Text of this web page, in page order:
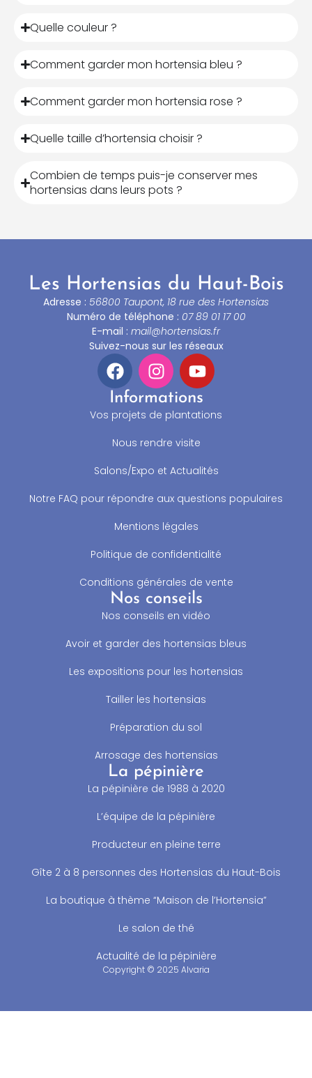
Quelle couleur ?
Comment garder mon hortensia bleu ?
Comment garder mon hortensia rose ?
Quelle taille d’hortensia choisir ?
Combien de temps puis-je conserver mes
hortensias dans leurs pots ?
Les Hortensias du Haut-Bois
Adresse : 56800 Taupont, 18 rue des Hortensias
Numéro de téléphone : 07 89 01 17 00
E-mail : mail@hortensias.fr
Suivez-nous sur les réseaux
Informations
Vos projets de plantations
Nous rendre visite
Salons/Expo et Actualités
Notre FAQ pour répondre aux questions populaires
Mentions légales
Politique de confidentialité
Conditions générales de vente
Nos conseils
Nos conseils en vidéo
Avoir et garder des hortensias bleus
Les expositions pour les hortensias
Tailler les hortensias
Préparation du sol
Arrosage des hortensias
La pépinière
La pépinière de 1988 à 2020
L’équipe de la pépinière
Producteur en pleine terre
Gîte 2 à 8 personnes des Hortensias du Haut-Bois
La boutique à thème “Maison de l’Hortensia”
Le salon de thé
Actualité de la pépinière
Copyright © 2025 Alvaria